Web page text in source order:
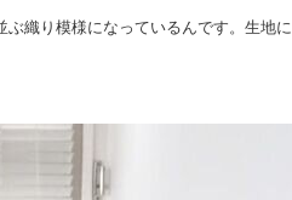
織り模様になっているんです。生地に